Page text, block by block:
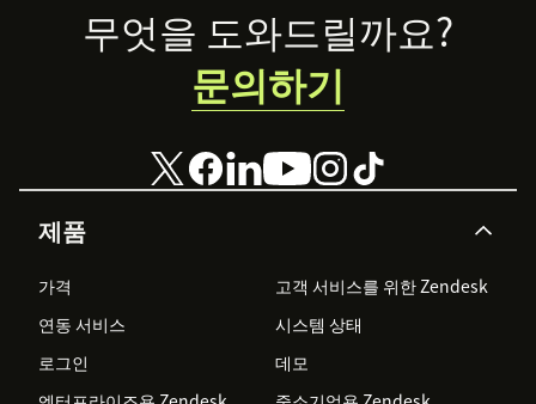
Footer
제품
가격
고객 서비스를 위한 Zendesk
연동 서비스
시스템 상태
로그인
데모
무엇을 도와드릴까요?
문의하기